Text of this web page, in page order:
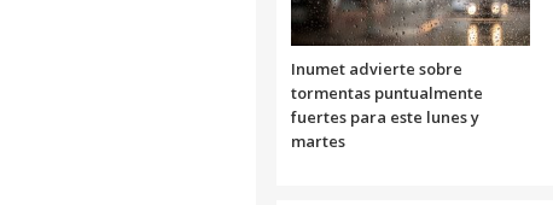
Inumet advierte sobre
tormentas puntualmente
fuertes para este lunes y
martes